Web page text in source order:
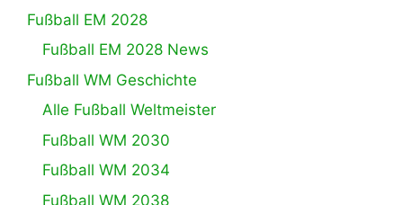
Fußball EM 2028
Fußball EM 2028 News
Fußball WM Geschichte
Alle Fußball Weltmeister
Fußball WM 2030
Fußball WM 2034
Fußball WM 2038